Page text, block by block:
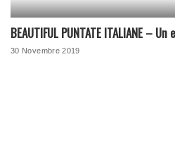
BEAUTIFUL PUNTATE ITALIANE –
30 Novembre 2019